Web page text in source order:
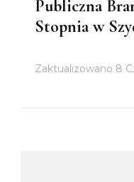
Publiczna
Stopnia w
Zaktualizowano 8